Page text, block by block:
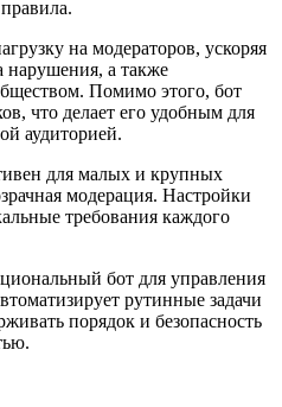
на модераторов, ускоряя
нарушения, а также
Помимо этого, бот
что делает его удобным для
аудиторией.
для малых и крупных
модерация. Настройки
требования каждого
бот для управления
рутинные задачи
порядок и безопасность